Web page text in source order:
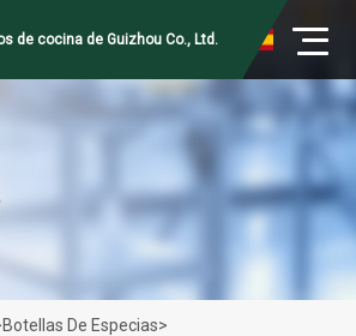
de cocina de Guizhou Co., Ltd.
Botellas De Especias>